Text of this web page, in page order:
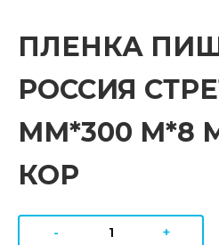
ПЛЕНКА
РОССИЯ
ММ*300 М*8
КОР
- +